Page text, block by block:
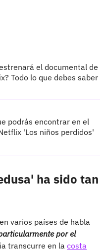
el documental de
Todo lo que debes saber
podrás encontrar en el
'Los niños perdidos'
ha sido tan
varios países de habla
por el
transcurre en la costa